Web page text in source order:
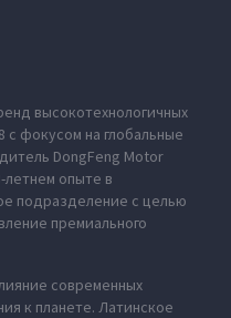
высокотехнологичных
с фокусом на глобальные
DongFeng Motor
летнем опыте в
подразделение с целью
премиального
современных
к планете. Латинское